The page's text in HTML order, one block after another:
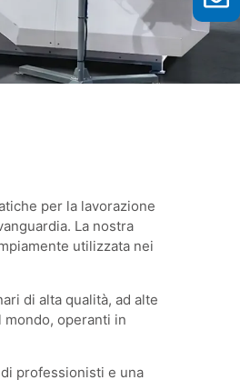
per la lavorazione
La nostra
utilizzata nei
di alta qualità, ad alte
operanti in
professionisti e una